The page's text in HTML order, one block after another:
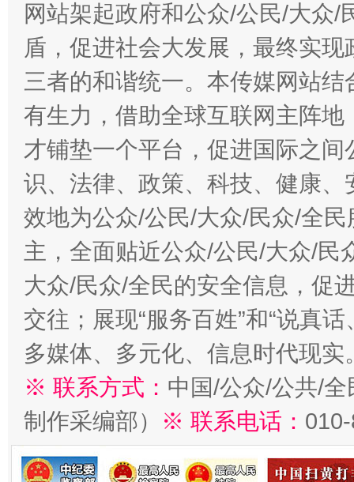
千年窑火 生生不息 一
揭开“小金库”的免责幌子
网站架起政府和公众/公民/大众
盾，促进社会大发展，最终实
三者的和谐统一。本传媒网站
有生力，借助全球互联网主阵
才铺垫一个平台，促进国际之
识、法律、政策、科技、健康
效地为公众/公民/大众/民众/全
主，全面贴近公众/公民/大众/民
大众/民众/全民的安全信息，促
交往；展现“服务百姓”和“说真
多媒体、多元化、信息时代现实
※ 联系方式： 中国/公众/公共/
制作采编部）
※ 联系电话：